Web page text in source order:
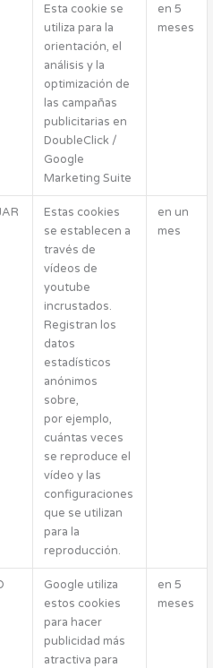
Esta cookie se
utiliza para la
orientación, el
análisis y la
optimización de
las campañas
publicitarias en
DoubleClick /
Google
Marketing Suite
en 5
meses
Estas cookies
se establecen a
través de
vídeos de
youtube
incrustados.
Registran los
datos
estadísticos
anónimos
sobre,
por ejemplo,
cuántas veces
se reproduce el
vídeo y las
configuraciones
que se utilizan
para la
reproducción.
en un
mes
Google utiliza
estos cookies
para hacer
publicidad más
atractiva para
en 5
meses